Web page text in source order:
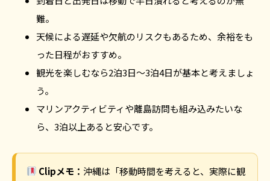
難。
天候による遅延や欠航のリスクもあるため、余裕をも
った日程がおすすめ。
観光を楽しむなら2泊3日〜3泊4日が基本と考えましょ
う。
マリンアクティビティや離島訪問も組み込みたいな
ら、3泊以上あると安心です。
Clipメモ： 沖縄は「移動時間を考えると、実際に観